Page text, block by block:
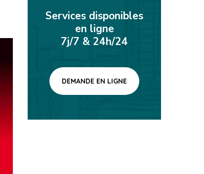
Services disponibles
en ligne
7j/7 & 24h/24
DEMANDE EN LIGNE